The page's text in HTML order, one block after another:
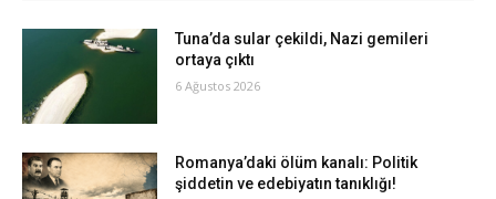
Tuna’da sular çekildi, Nazi gemileri
ortaya çıktı
6 Ağustos 2026
Romanya’daki ölüm kanalı: Politik
şiddetin ve edebiyatın tanıklığı!